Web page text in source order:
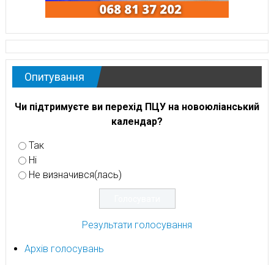
Опитування
Чи підтримуєте ви перехід ПЦУ на новоюліанський
календар?
Так
Ні
Не визначився(лась)
Результати голосування
Архів голосувань